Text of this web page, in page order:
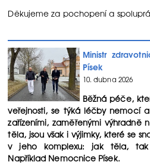
Děkujeme za pochopení a
Ministr
Písek
10. dubna 2026
Běžná péče,
veřejnosti, se týká léčby nemocí
zařízeními, zaměřenými výhradně
těla, jsou však i výjimky, které se
v jeho komplexu: jak těla, tak
Například Nemocnice Písek.